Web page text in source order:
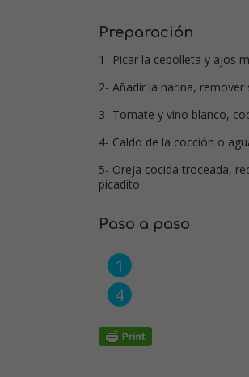
Preparación
1- Picar la cebolleta y ajos
2- Añadir la harina,
3- Tomate y vino blanco,
4- Caldo de la cocción o
5- Oreja cocida troceada,
picadito.
Paso a paso